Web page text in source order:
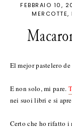
FEBBRAIO 10,
MERCOTTE
El mejor pastelero de
E non solo, mi pare.
nei suoi libri e si
Certo che ho rifatto i